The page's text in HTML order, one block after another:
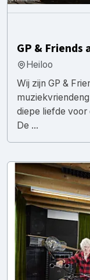
GP &
Heiloo
Wij zijn GP &
diepe liefde voor
De ...